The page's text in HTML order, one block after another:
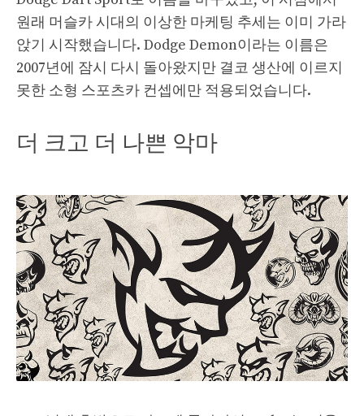
원래 머슬카 시대의 이상한 마케팅 추세는 이미 가라
앉기 시작했습니다. Dodge Demon이라는 이름은
2007년에 잠시 다시 돌아왔지만 결코 생산에 이르지
못한 소형 스포츠카 컨셉에만 적용되었습니다.
더 크고 더 나쁜 악마